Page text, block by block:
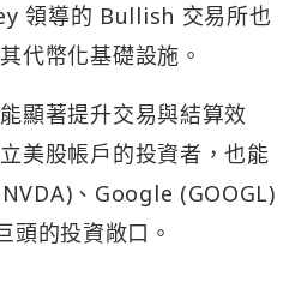
領導的 Bullish 交易所也
代幣化基礎設施。
顯著提升交易與結算效
美股帳戶的投資者，也能
、Google (GOOGL)
頭的投資敞口。